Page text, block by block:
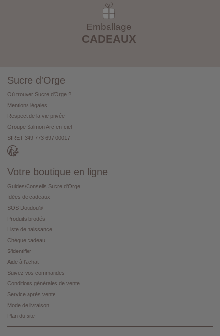
Emballage
CADEAUX
Sucre d'Orge
Où trouver Sucre d'Orge ?
Mentions légales
Respect de la vie privée
Groupe Salmon Arc-en-ciel
SIRET 349 773 697 00017
Votre boutique en ligne
Guides/Conseils Sucre d'Orge
Idées de cadeaux
SOS Doudou®
Produits brodés
Liste de naissance
Chèque cadeau
S'identifier
Aide à l'achat
Suivez vos commandes
Conditions générales de vente
Service après vente
Mode de livraison
Plan du site